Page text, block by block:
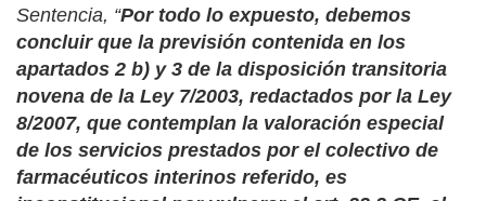
Sentencia, “Por todo lo expuesto, debemos
concluir que la previsión contenida en los
apartados 2 b) y 3 de la disposición transitoria
novena de la Ley 7/2003, redactados por la Ley
8/2007, que contemplan la valoración especial
de los servicios prestados por el colectivo de
farmacéuticos interinos referido, es